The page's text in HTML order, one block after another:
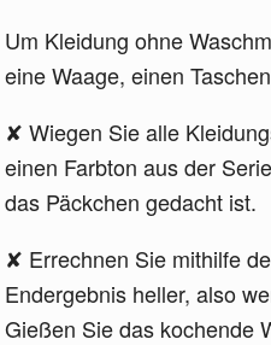
Um Kleidung ohne
eine Waage, einen
Wiegen Sie alle
einen Farbton aus der
das Päckchen gedacht ist.
Errechnen Sie mithilfe
Endergebnis heller, also
Gießen Sie das kochende